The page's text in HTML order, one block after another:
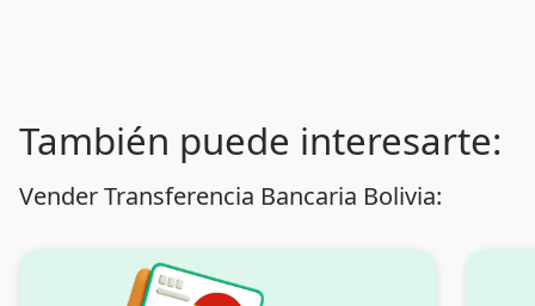
También puede interesarte:
Vender Transferencia Bancaria Bolivia: